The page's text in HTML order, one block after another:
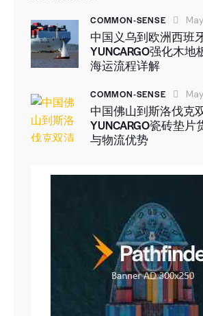
COMMON-SENSE
中国义乌到欧洲西班
YUNCARGO强化木
海运流程详解
COMMON-SENSE
中国佛山到斯洛伐克
YUNCARGO瓷砖垫片
与物流优势